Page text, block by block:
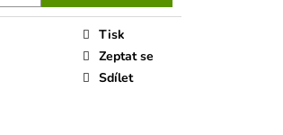
Tisk
Zeptat se
Sdílet